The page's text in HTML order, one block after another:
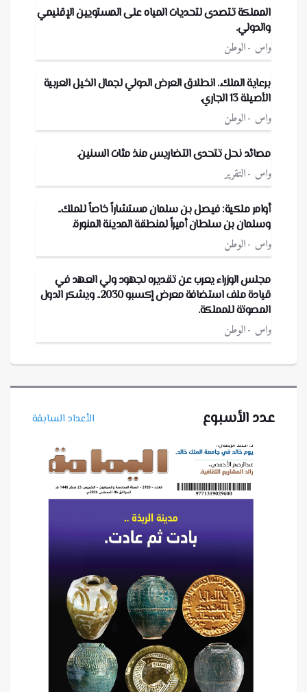
المملكة تتصدى لتحديات المياه على المستويين الإقليمي
والدولي.
واس الوطن
برعاية الملك.. انطلاق العرض الدولي لجمال الخيل العربية
الأصيلة 13 الجاري.
واس الوطن
مصائد نحل تتحدى التضاريس منذ مئات السنين.
واس التقرير
أوامر ملكية: فيصل بن سلمان مستشاراً خاصاً للملك..
وسلمان بن سلطان أميراً لمنطقة المدينة المنورة.
واس الوطن
مجلس الوزراء يعرب عن تقديره لجهود ولي العهد في
قيادة ملف استضافة معرض إكسبو 2030.. ويشكر الدول
المصوتة للمملكة.
واس الوطن
عدد الأسبوع الأعداد السابقة